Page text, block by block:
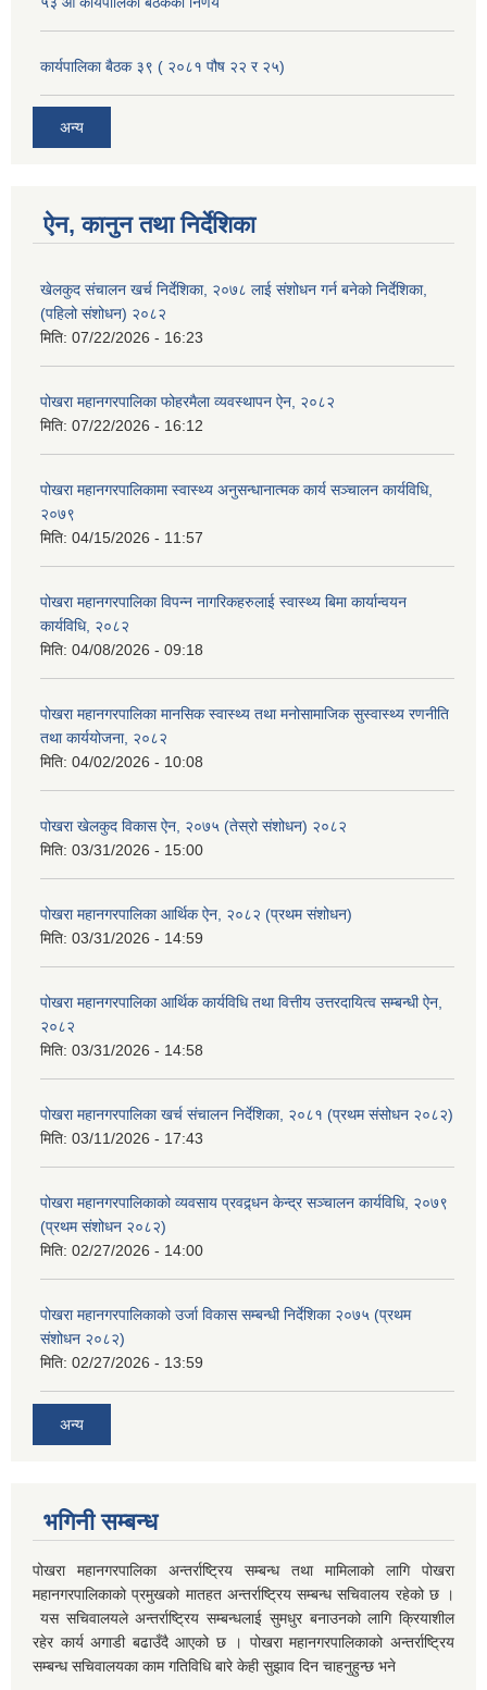
कार्यपालिका बैठक ३९ ( २०८१ पौष २२ र २५)
अन्य
ऐन, कानुन तथा निर्देशिका
खेलकुद संचालन खर्च निर्देशिका, २०७८ लाई संशोधन गर्न बनेको निर्देशिका,
(पहिलो संशोधन) २०८२
मिति: 07/22/2026 - 16:23
पोखरा महानगरपालिका फोहरमैला व्यवस्थापन ऐन, २०८२
मिति: 07/22/2026 - 16:12
पोखरा महानगरपालिकामा स्वास्थ्य अनुसन्धानात्मक कार्य सञ्चालन कार्यविधि,
२०७९
मिति: 04/15/2026 - 11:57
पोखरा महानगरपालिका विपन्न नागरिकहरुलाई स्वास्थ्य बिमा कार्यान्वयन
कार्यविधि, २०८२
मिति: 04/08/2026 - 09:18
पोखरा महानगरपालिका मानसिक स्वास्थ्य तथा मनोसामाजिक सुस्वास्थ्य रणनीति
तथा कार्ययोजना, २०८२
मिति: 04/02/2026 - 10:08
पोखरा खेलकुद विकास ऐन, २०७५ (तेस्रो संशोधन) २०८२
मिति: 03/31/2026 - 15:00
पोखरा महानगरपालिका आर्थिक ऐन, २०८२ (प्रथम संशोधन)
मिति: 03/31/2026 - 14:59
पोखरा महानगरपालिका आर्थिक कार्यविधि तथा वित्तीय उत्तरदायित्व सम्बन्धी ऐन,
२०८२
मिति: 03/31/2026 - 14:58
पोखरा महानगरपालिका खर्च संचालन निर्देशिका, २०८१ (प्रथम संसोधन २०८२)
मिति: 03/11/2026 - 17:43
पोखरा महानगरपालिकाको व्यवसाय प्रवद्र्धन केन्द्र सञ्चालन कार्यविधि, २०७९
(प्रथम संशोधन २०८२)
मिति: 02/27/2026 - 14:00
पोखरा महानगरपालिकाको उर्जा विकास सम्बन्धी निर्देशिका २०७५ (प्रथम
संशोधन २०८२)
मिति: 02/27/2026 - 13:59
अन्य
भगिनी सम्बन्ध
पोखरा महानगरपालिका अन्तर्राष्ट्रिय सम्बन्ध तथा मामिलाको लागि पोखरा
महानगरपालिकाको प्रमुखको मातहत अन्तर्राष्ट्रिय सम्बन्ध सचिवालय रहेको छ ।
यस सचिवालयले अन्तर्राष्ट्रिय सम्बन्धलाई सुमधुर बनाउनको लागि क्रियाशील
रहेर कार्य अगाडी बढाउँदै आएको छ । पोखरा महानगरपालिकाको अन्तर्राष्ट्रिय
सम्बन्ध सचिवालयका काम गतिविधि बारे केही सुझाव दिन चाहनुहुन्छ भने